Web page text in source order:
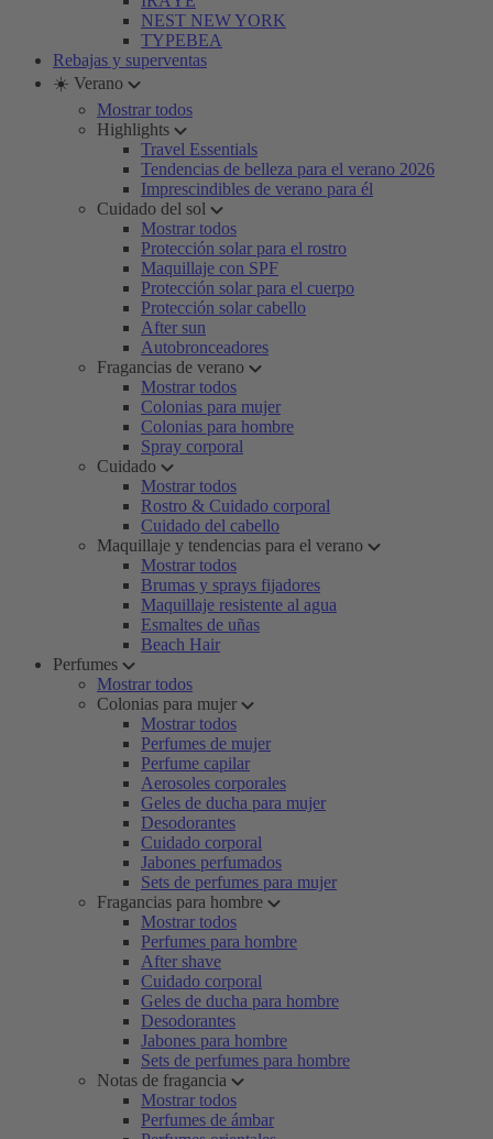
NEST NEW YORK
TYPEBEA
Rebajas y superventas
☀️ Verano
Mostrar todos
Highlights
Travel Essentials
Tendencias de belleza para el verano 2026
Imprescindibles de verano para él
Cuidado del sol
Mostrar todos
Protección solar para el rostro
Maquillaje con SPF
Protección solar para el cuerpo
Protección solar cabello
After sun
Autobronceadores
Fragancias de verano
Mostrar todos
Colonias para mujer
Colonias para hombre
Spray corporal
Cuidado
Mostrar todos
Rostro & Cuidado corporal
Cuidado del cabello
Maquillaje y tendencias para el verano
Mostrar todos
Brumas y sprays fijadores
Maquillaje resistente al agua
Esmaltes de uñas
Beach Hair
Perfumes
Mostrar todos
Colonias para mujer
Mostrar todos
Perfumes de mujer
Perfume capilar
Aerosoles corporales
Geles de ducha para mujer
Desodorantes
Cuidado corporal
Jabones perfumados
Sets de perfumes para mujer
Fragancias para hombre
Mostrar todos
Perfumes para hombre
After shave
Cuidado corporal
Geles de ducha para hombre
Desodorantes
Jabones para hombre
Sets de perfumes para hombre
Notas de fragancia
Mostrar todos
Perfumes de ámbar